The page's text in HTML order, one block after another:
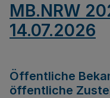
MB.NRW
14.07.2026
Öffentliche
öffentliche